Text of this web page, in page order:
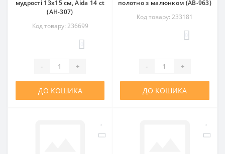
мудрості 13x15 см, Aida 14 ct
(АН-307)
Код товару: 236699
- +
ДО КОШИКА
полотно з малюнком (АВ-963)
Код товару: 233181
- +
ДО КОШИКА